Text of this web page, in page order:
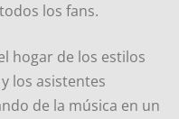
los fans.
hogar de los estilos
los asistentes
de la música en un